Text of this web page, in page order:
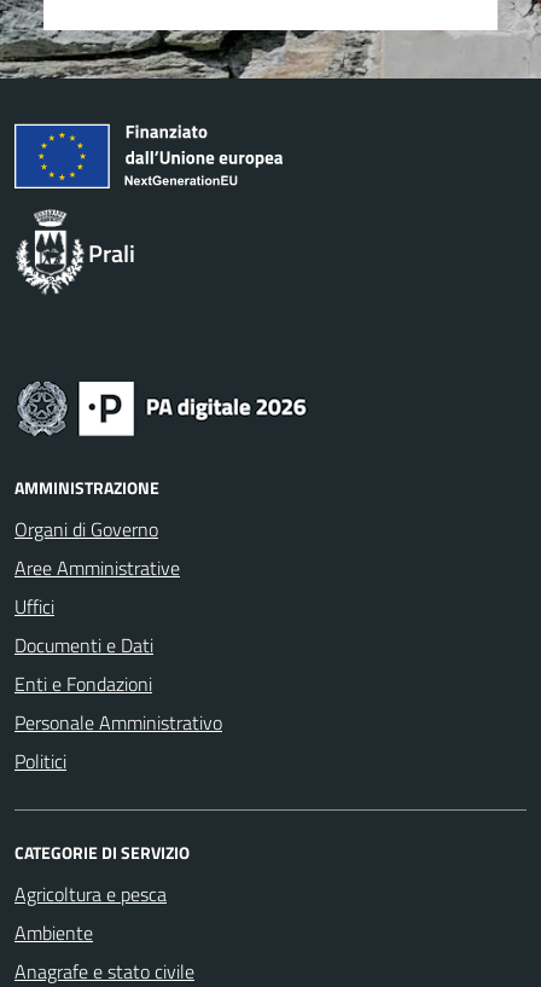
Prali
AMMINISTRAZIONE
Organi di Governo
Aree Amministrative
Uffici
Documenti e Dati
Enti e Fondazioni
Personale Amministrativo
Politici
CATEGORIE DI SERVIZIO
Agricoltura e pesca
Ambiente
Anagrafe e stato civile